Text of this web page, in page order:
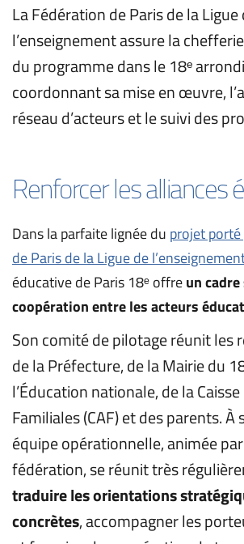
La Fédération de Paris de la Ligue
l’enseignement assure la
du programme dans le 18ᵉ
coordonnant sa mise en œuvre,
réseau d’acteurs et le suivi des
Renforcer les alliances
Dans la parfaite lignée du projet
de Paris de la Ligue de
éducative de Paris 18ᵉ offre un
coopération entre les acteurs
Son comité de pilotage réunit les
de la Préfecture, de la Mairie du
l’Éducation nationale, de la
Familiales (CAF) et des parents. À
équipe opérationnelle, animée
fédération, se réunit très
traduire les orientations
concrètes, accompagner les